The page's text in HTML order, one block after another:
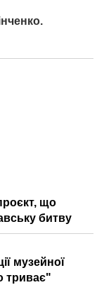
що
битву
музейної
триває"